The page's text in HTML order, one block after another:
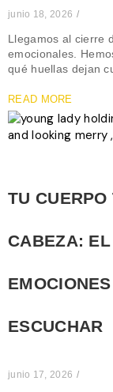
junio 18, 2026 /
Llegamos al cierre
emocionales.
qué huellas dejan
READ MORE
TU
CABEZA:
ESCUCHAR
junio 17, 2026 /